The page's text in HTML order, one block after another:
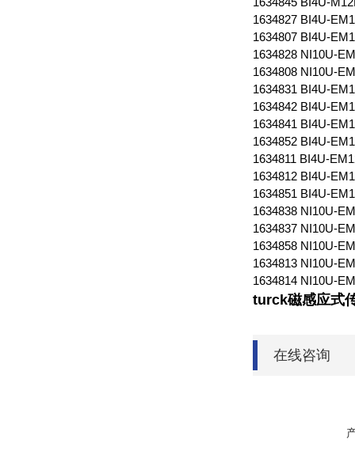
1634827 BI4U-
1634807 BI4U-
1634828 NI10U-
1634808 NI10U-
1634831 BI4U-
1634842 BI4U-
1634841 BI4U-
1634852 BI4U-
1634811 BI4U-
1634812 BI4U-
1634851 BI4U-
1634838 NI10U-
1634837 NI10U-
1634858 NI10U-
1634813 NI10U-
1634814 NI10U-
turck磁感应式
在线咨询